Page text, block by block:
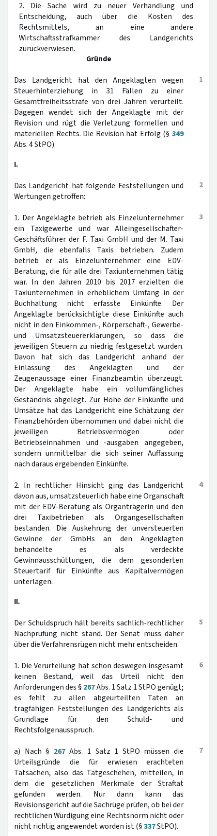
2. Die Sache wird zu neuer Verhandlung und
Entscheidung, auch über die Kosten des
Rechtsmittels, an eine andere
Wirtschaftsstrafkammer des Landgerichts
zurückverwiesen.
Gründe
1
Das Landgericht hat den Angeklagten wegen
Steuerhinterziehung in 31 Fällen zu einer
Gesamtfreiheitsstrafe von drei Jahren verurteilt.
Dagegen wendet sich der Angeklagte mit der
Revision und rügt die Verletzung formellen und
materiellen Rechts. Die Revision hat Erfolg (§ 349
Abs. 4 StPO).
I.
2
Das Landgericht hat folgende Feststellungen und
Wertungen getroffen:
3
1. Der Angeklagte betrieb als Einzelunternehmer
ein Taxigewerbe und war Alleingesellschafter-
Geschäftsführer der F. Taxi GmbH und der M. Taxi
GmbH, die ebenfalls Taxis betrieben. Zudem
betrieb er als Einzelunternehmer eine EDV-
Beratung, die für alle drei Taxiunternehmen tätig
war. In den Jahren 2010 bis 2017 erzielten die
Taxiunternehmen in erheblichem Umfang in der
Buchhaltung nicht erfasste Einkünfte. Der
Angeklagte berücksichtigte diese Einkünfte auch
nicht in den Einkommen-, Körperschaft-, Gewerbe-
und Umsatzsteuererklärungen, so dass die
jeweiligen Steuern zu niedrig festgesetzt wurden.
Davon hat sich das Landgericht anhand der
Einlassung des Angeklagten und der
Zeugenaussage einer Finanzbeamtin überzeugt.
Der Angeklagte habe ein vollumfängliches
Geständnis abgelegt. Zur Höhe der Einkünfte und
Umsätze hat das Landgericht eine Schätzung der
Finanzbehörden übernommen und dabei nicht die
jeweiligen Betriebsvermögen oder
Betriebseinnahmen und -ausgaben angegeben,
sondern unmittelbar die sich seiner Auffassung
nach daraus ergebenden Einkünfte.
4
2. In rechtlicher Hinsicht ging das Landgericht
davon aus, umsatzsteuerlich habe eine Organschaft
mit der EDV-Beratung als Organträgerin und den
drei Taxibetrieben als Organgesellschaften
bestanden. Die Auskehrung der unversteuerten
Gewinne der GmbHs an den Angeklagten
behandelte es als verdeckte
Gewinnausschüttungen, die dem gesonderten
Steuertarif für Einkünfte aus Kapitalvermögen
unterlagen.
II.
5
Der Schuldspruch hält bereits sachlich-rechtlicher
Nachprüfung nicht stand. Der Senat muss daher
über die Verfahrensrügen nicht mehr entscheiden.
6
1. Die Verurteilung hat schon deswegen insgesamt
keinen Bestand, weil das Urteil nicht den
Anforderungen des § 267Abs. 1 Satz 1 StPO genügt;
es fehlt zu allen abgeurteilten Taten an
tragfähigen Feststellungen des Landgerichts als
Grundlage für den Schuld- und
Rechtsfolgenausspruch.
7
a) Nach § 267Abs. 1 Satz 1 StPO müssen die
Urteilsgründe die für erwiesen erachteten
Tatsachen, also das Tatgeschehen, mitteilen, in
dem die gesetzlichen Merkmale der Straftat
gefunden werden. Nur dann kann das
Revisionsgericht auf die Sachrüge prüfen, ob bei der
rechtlichen Würdigung eine Rechtsnorm nicht oder
nicht richtig angewendet worden ist (§337StPO).